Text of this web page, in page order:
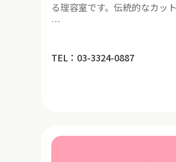
る理容室です。伝統的なカッ
…
TEL：03-3324-0887